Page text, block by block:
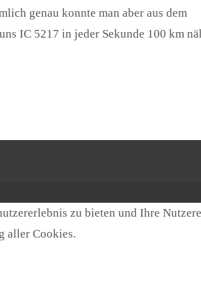
genau konnte man aber aus dem
IC 5217 in jeder Sekunde 100 km
zu bieten und Ihre
aller Cookies.